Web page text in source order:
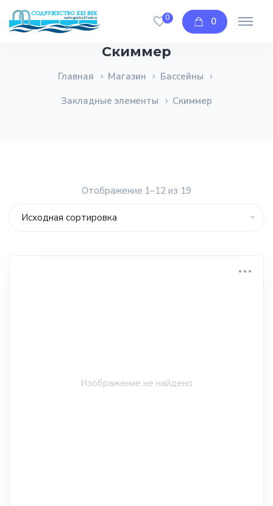
0
0
Скиммер
Главная Магазин
Бассейны
Закладные элементы
Скиммер
Отображение 1–12 из 19